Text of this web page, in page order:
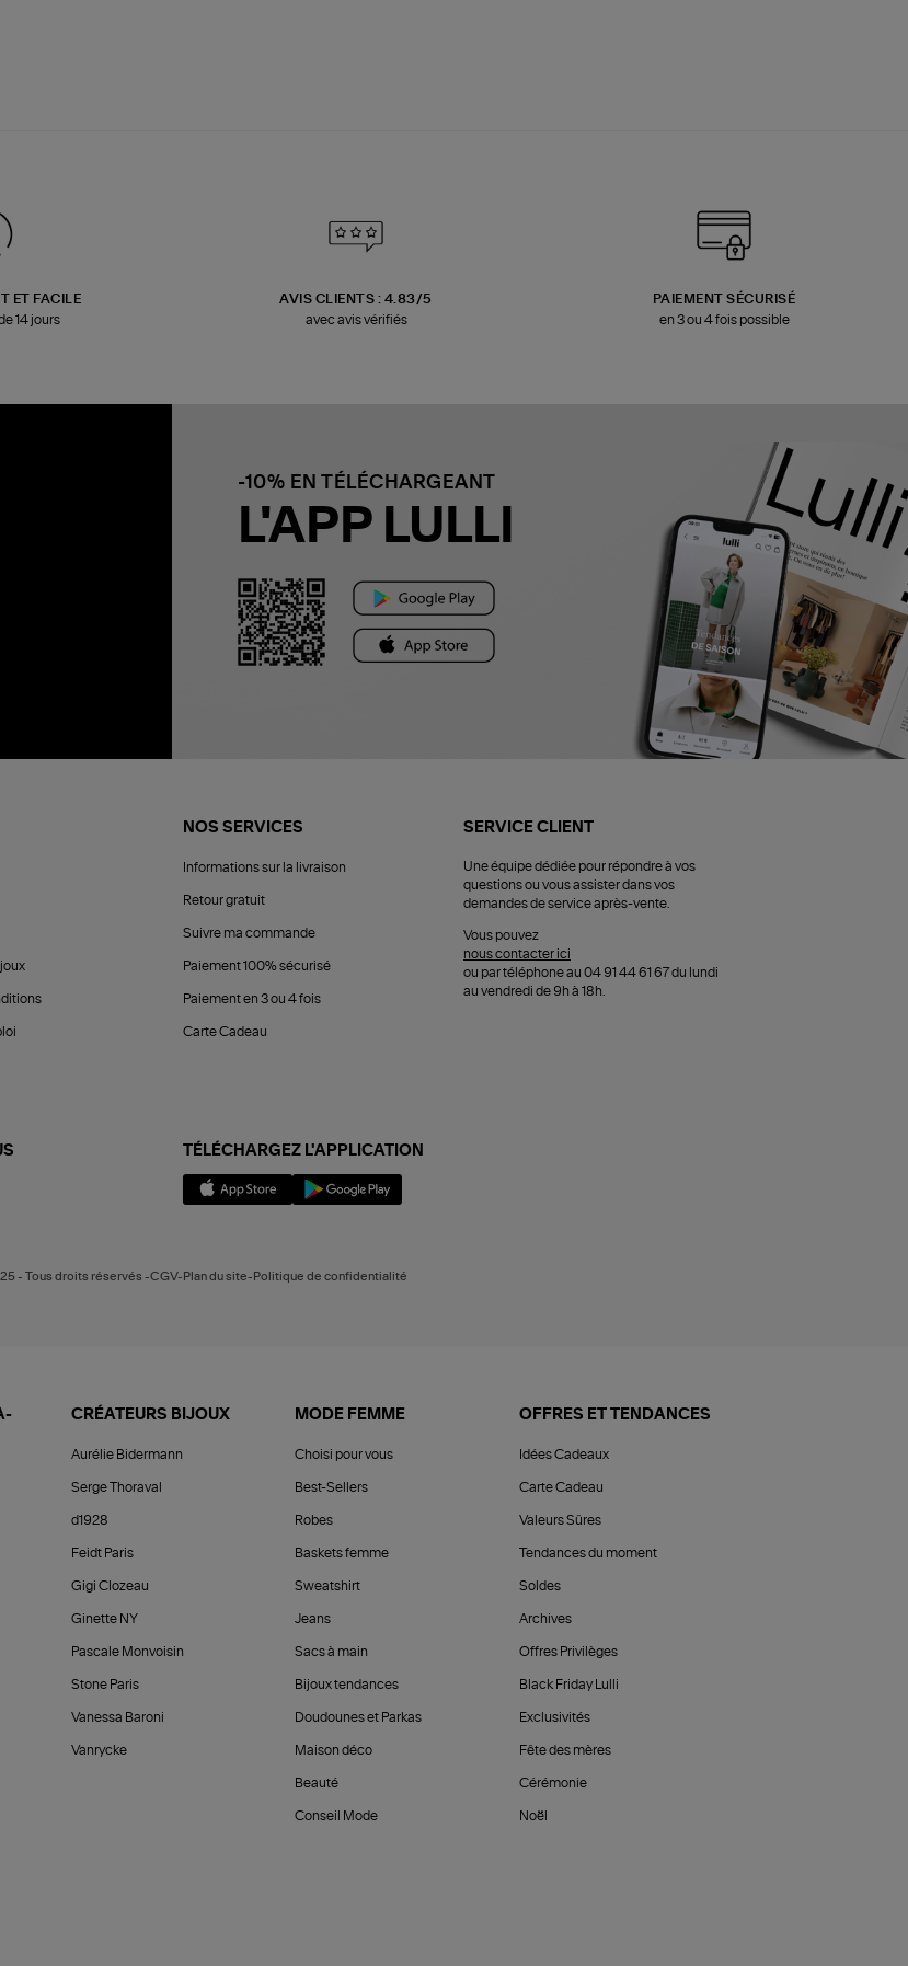
ET FACILE
14 jours
AVIS CLIENTS : 4.83/5
avec avis vérifiés
PAIEMENT SÉCURISÉ
en 3 ou 4 fois possible
-10% EN TÉLÉCHARGEANT
L'APP LULLI
NOS SERVICES
Informations sur la livraison
Retour gratuit
Suivre ma commande
Paiement 100% sécurisé
Paiement en 3 ou 4 fois
Carte Cadeau
SERVICE CLIENT
Une équipe dédiée pour répondre à vos
questions ou vous assister dans vos
demandes de service après-vente.
Vous pouvez
nous contacter ici
ou par téléphone au 04 91 44 61 67 du lundi
au vendredi de 9h à 18h.
TÉLÉCHARGEZ L'APPLICATION
- Tous droits réservés -CGV-Plan du site-Politique de confidentialité
CRÉATEURS BIJOUX
Aurélie Bidermann
Serge Thoraval
d1928
Feidt Paris
Gigi Clozeau
Ginette NY
Pascale Monvoisin
Stone Paris
Vanessa Baroni
Vanrycke
MODE FEMME
Choisi pour vous
Best-Sellers
Robes
Baskets femme
Sweatshirt
Jeans
Sacs à main
Bijoux tendances
Doudounes et Parkas
Maison déco
Beauté
Conseil Mode
OFFRES ET TENDANCES
Idées Cadeaux
Carte Cadeau
Valeurs Sûres
Tendances du moment
Soldes
Archives
Offres Privilèges
Black Friday Lulli
Exclusivités
Fête des mères
Cérémonie
Noël